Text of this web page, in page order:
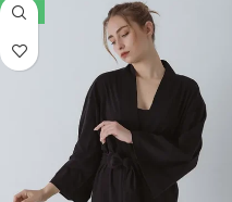
-61%